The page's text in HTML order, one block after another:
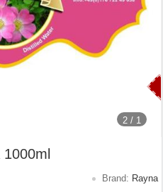
2 / 1
Brand: Rayna